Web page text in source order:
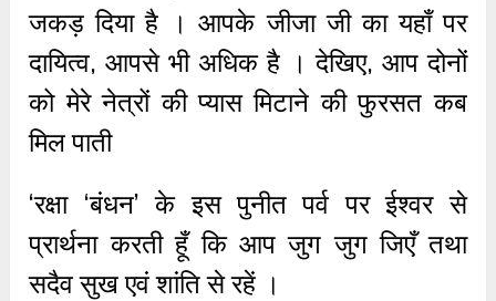
जकड़ दिया है । आपके जीजा जी का यहाँ पर
दायित्व, आपसे भी अधिक है । देखिए, आप दोनों
को मेरे नेत्रों की प्यास मिटाने की फुरसत कब
मिल पाती
‘रक्षा ‘बंधन’ के इस पुनीत पर्व पर ईश्वर से
प्रार्थना करती हूँ कि आप जुग जुग जिएँ तथा
सदैव सुख एवं शांति से रहें ।